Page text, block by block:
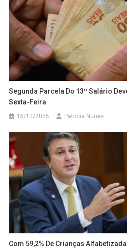
Segunda Parcela Do 13º Salário
Sexta-Feira
16/12/2025 Patricia Nunes
Com 59,2% De Crianças